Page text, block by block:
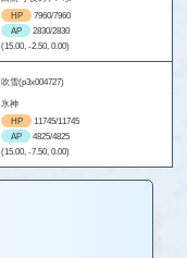
HP
7960/7960
AP
2830/2830
(15.00, -2.50, 0.00)
吹雪(p3x004727)
氷神
HP
11745/11745
AP
4825/4825
(15.00, -7.50, 0.00)